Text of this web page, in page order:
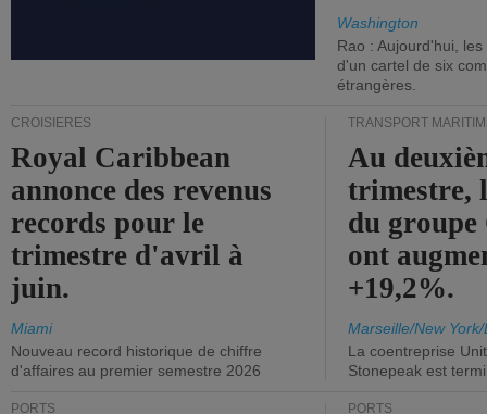
Washington
Rao : Aujourd'hui,
d'un cartel de six
étrangères.
CROISIÈRES
Royal Caribbean
annonce des revenus
records pour le
trimestre d'avril à
juin.
Miami
Nouveau record historique de chiffre
d'affaires au premier semestre 2026
TRANSPORT
Au
trimestre,
du
ont
+19,2%.
Marseille/New
La coentreprise
Stonepeak est
PORTS PORTS